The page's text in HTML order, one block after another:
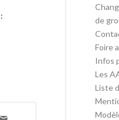
de
Foire
Infos
Les
Liste